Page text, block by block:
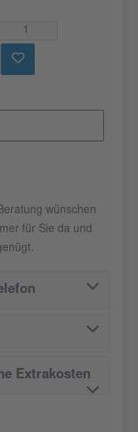
wünschen
für Sie da und
Extrakosten